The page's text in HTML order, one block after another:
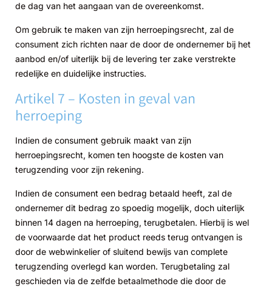
de dag van het aangaan van de overeenkomst.
Om gebruik te maken van zijn herroepingsrecht, zal de
consument zich richten naar de door de ondernemer bij het
aanbod en/of uiterlijk bij de levering ter zake verstrekte
redelijke en duidelijke instructies.
Artikel 7 – Kosten in geval van
herroeping
Indien de consument gebruik maakt van zijn
herroepingsrecht, komen ten hoogste de kosten van
terugzending voor zijn rekening.
Indien de consument een bedrag betaald heeft, zal de
ondernemer dit bedrag zo spoedig mogelijk, doch uiterlijk
binnen 14 dagen na herroeping, terugbetalen. Hierbij is wel
de voorwaarde dat het product reeds terug ontvangen is
door de webwinkelier of sluitend bewijs van complete
terugzending overlegd kan worden. Terugbetaling zal
geschieden via de zelfde betaalmethode die door de